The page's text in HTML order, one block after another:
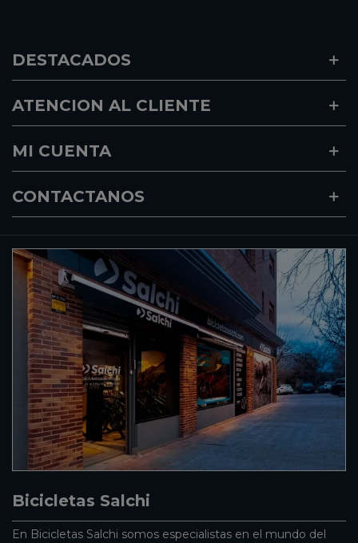
DESTACADOS
ATENCION AL CLIENTE
MI CUENTA
CONTACTANOS
Bicicletas Salchi
En Bicicletas Salchi somos especialistas en el mundo del